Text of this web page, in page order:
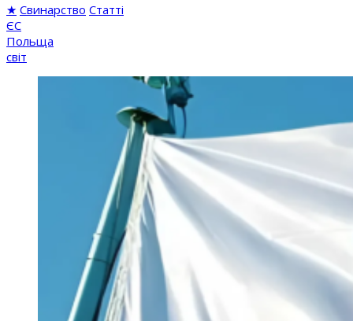
★ Свинарство Статті
ЄС
Польща
світ